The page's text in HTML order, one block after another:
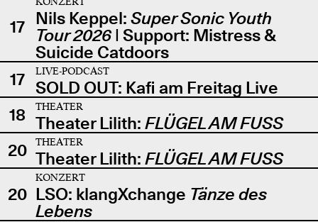
17 Nils Keppel: Super Sonic Youth
Tour 2026| Support: Mistress &
Suicide Catdoors
17
LIVE-PODCAST
SOLD OUT: Kafi am Freitag Live
18
THEATER
Theater Lilith: FLÜGEL AM FUSS
20
THEATER
Theater Lilith: FLÜGEL AM FUSS
20
KONZERT
LSO: klangXchange Tänze des
Lebens